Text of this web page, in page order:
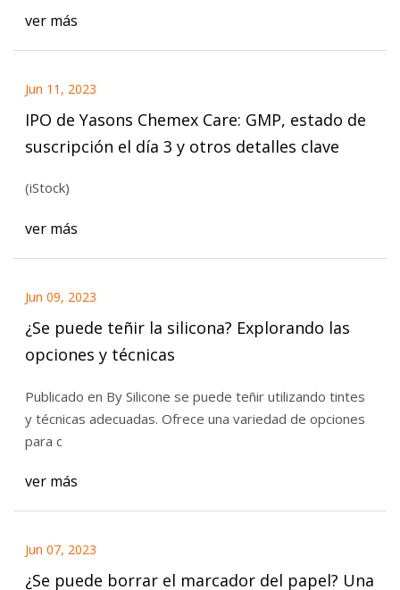
ver más
Jun 11, 2023
IPO de Yasons Chemex Care: GMP, estado de
suscripción el día 3 y otros detalles clave
(iStock)
ver más
Jun 09, 2023
¿Se puede teñir la silicona? Explorando las
opciones y técnicas
Publicado en By Silicone se puede teñir utilizando tintes
y técnicas adecuadas. Ofrece una variedad de opciones
para c
ver más
Jun 07, 2023
¿Se puede borrar el marcador del papel? Una